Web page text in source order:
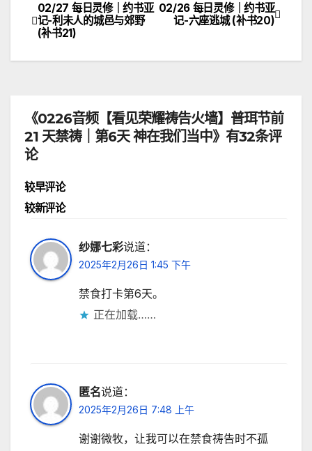
文
章
02/26 每日灵修｜约书亚
记-六座逃城 (补书20)
02/27 每日灵修｜约书亚
记-利未人的城邑与郊野
(补书21)
《0226音频【看见荣耀祷告火墙】普珥节前
21 天禁祷｜第6天 神在我们当中》有32条评
论
评
论
导
航
较早评论
较新评论
纱娜七彩说道：
2025年2月26日 1:45 下午
禁食打卡第6天。
正在加载……
匿名说道：
2025年2月26日 7:48 上午
谢谢微牧，让我可以在禁食祷告时不孤